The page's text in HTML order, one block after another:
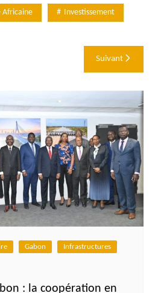
Africaine Investissement
Suivant
Gabon Infrastructures
: la coopération en